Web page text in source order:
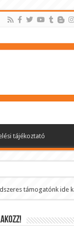
tájékoztató
támogatónk ide